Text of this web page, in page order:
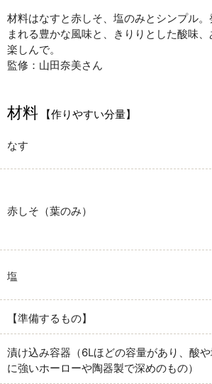
材料はなすと赤しそ、塩のみとシンプル
まれる豊かな風味と、きりりとした酸味
楽しんで。
監修：山田奈美さん
材料 【作りやすい分量】
なす
赤しそ（葉のみ）
塩
【準備するもの】
漬け込み容器（6Lほどの容量があり、酸
に強いホーローや陶器製で深めのもの）